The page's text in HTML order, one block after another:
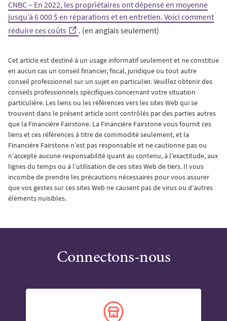
CNBC – En 2022, les propriétaires ont dépensé en moyenne
jusqu’à 6 000 $ en réparations et en entretien. Voici comment
réduire ces coûts
. (en anglais seulement)
Cet article est destiné à un usage informatif seulement et ne constitue
en aucun cas un conseil financier, fiscal, juridique ou tout autre
conseil professionnel sur un sujet en particulier. Veuillez obtenir des
conseils professionnels spécifiques concernant votre situation
particulière. Les liens ou les références vers les sites Web qui se
trouvent dans le présent article sont contrôlés par des parties autres
que la Financière Fairstone. La Financière Fairstone vous fournit ces
liens et ces références à titre de commodité seulement, et la
Financière Fairstone n’est pas responsable et ne cautionne pas ou
n’accepte aucune responsabilité quant au contenu, à l’exactitude, aux
lignes du temps ou à l’utilisation de ces sites Web de tiers. Il vous
incombe de prendre les précautions nécessaires pour vous assurer
que vos gestes sur ces sites Web ne causent pas de virus ou d’autres
éléments nuisibles.
Connectons-nous